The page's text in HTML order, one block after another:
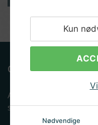
Kun
Nødvendige
Om Albryg
Albryg.dk er en e-
servicerer tusindvis